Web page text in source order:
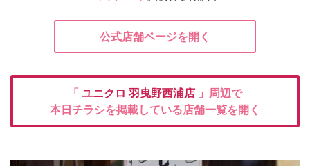
公式店舗ページを開く
「 ユニクロ 羽曳野西浦店 」周辺で
本日チラシを掲載している店舗一覧を開く